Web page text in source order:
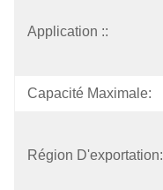
Application ::
Capacité Maximale:
Région D'exportation: